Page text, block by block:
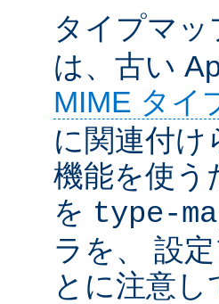
タイプマッ
は、古い
MIME タイ
に関連付
機能を使う
を type-
ラを、 設
とに注意